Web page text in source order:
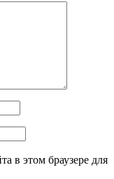
в этом браузере для